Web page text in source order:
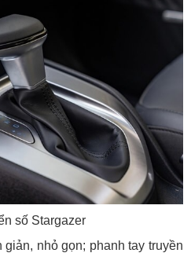
số Stargazer
nhỏ gọn; phanh tay truyền